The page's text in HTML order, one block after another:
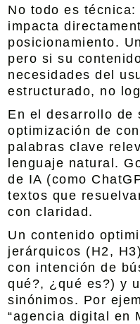
No todo es
impacta
posicionamiento.
pero si su
necesidades del
estructurado, no
En el desarrollo de
optimización de
palabras clave
lenguaje natural.
de IA (como
textos que
con claridad.
Un contenido
jerárquicos (H2,
con intención de
qué?, ¿qué es?) y
sinónimos. Por
“agencia digital en